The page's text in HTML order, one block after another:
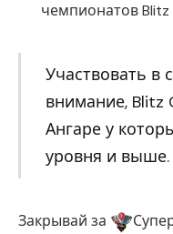
чемпионатов Blitz
Участвовать в
внимание, Blitz
Ангаре у
уровня и выше.
Закрывай за